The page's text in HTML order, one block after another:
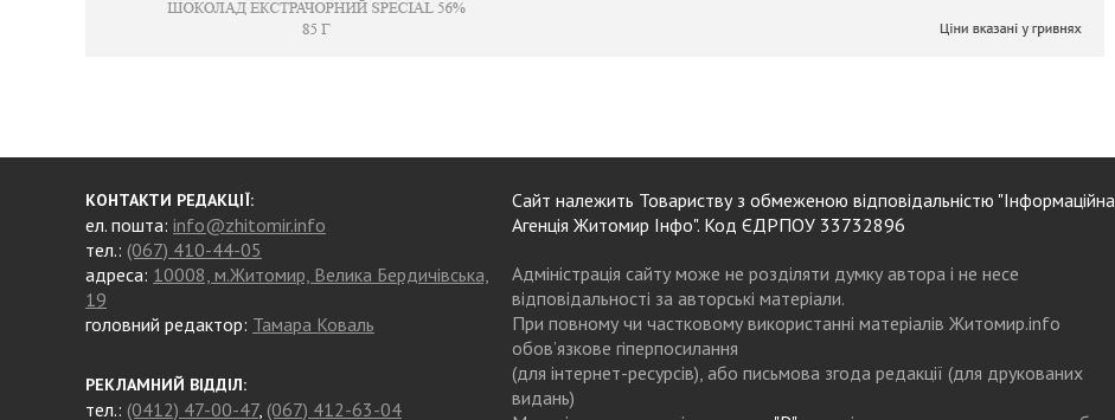
КОНТАКТИ РЕДАКЦІЇ:
ел. пошта: info@zhitomir.info
тел.: (067) 410-44-05
адреса: 10008, м.Житомир, Велика Бердичівська,
19
головний редактор: Тамара Коваль
РЕКЛАМНИЙ ВІДДІЛ:
тел.: (0412) 47-00-47, (067) 412-63-04
Сайт належить Товариству з обмеженою відповідальністю "Інформаційна
Агенція Житомир Інфо". Код ЄДРПОУ 33732896
Адміністрація сайту може не розділяти думку автора і не несе
відповідальності за авторські матеріали.
При повному чи частковому використанні матеріалів Житомир.info
обов’язкове гіперпосилання
(для інтернет-ресурсів), або письмова згода редакції (для друкованих
видань)